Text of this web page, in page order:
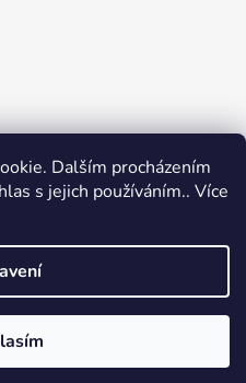
Dalším procházením
s jejich používáním.. Více
Shoptet